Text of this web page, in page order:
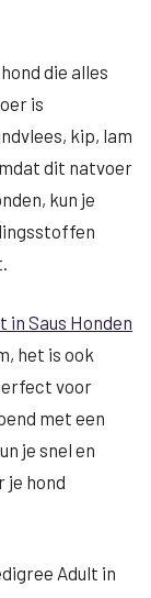
die alles
is
kip, lam
dit natvoer
kun je
in Saus Honden
het is ook
voor
met een
je snel en
je hond
Adult in